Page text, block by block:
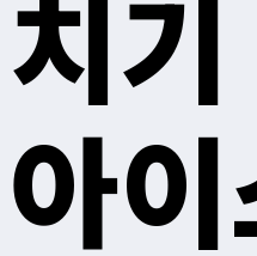
치
아